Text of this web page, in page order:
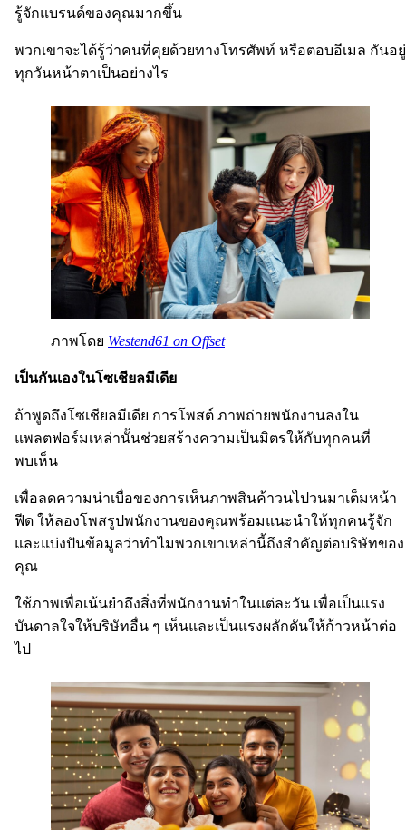
รู้จักแบรนด์ของคุณมากขึ้น
พวกเขาจะได้รู้ว่าคนที่คุยด้วยทางโทรศัพท์ หรือตอบอีเมล กันอยู่
ทุกวันหน้าตาเป็นอย่างไร
ภาพโดย Westend61 on Offset
เป็นกันเองในโซเชียลมีเดีย
ถ้าพูดถึงโซเชียลมีเดีย การโพสต์ ภาพถ่ายพนักงานลงใน
แพลตฟอร์มเหล่านั้นช่วยสร้างความเป็นมิตรให้กับทุกคนที่
พบเห็น
เพื่อลดความน่าเบื่อของการเห็นภาพสินค้าวนไปวนมาเต็มหน้า
ฟีด ให้ลองโพสรูปพนักงานของคุณพร้อมแนะนำให้ทุกคนรู้จัก
และแบ่งปันข้อมูลว่าทำไมพวกเขาเหล่านี้ถึงสำคัญต่อบริษัทของ
คุณ
ใช้ภาพเพื่อเน้นยำถึงสิ่งที่พนักงานทำในแต่ละวัน เพื่อเป็นแรง
บันดาลใจให้บริษัทอื่น ๆ เห็นและเป็นแรงผลักดันให้ก้าวหน้าต่อ
ไป